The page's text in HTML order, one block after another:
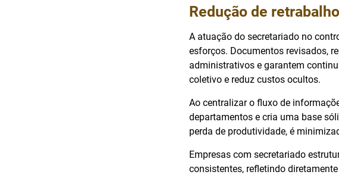
Redução de
A atuação do secretariado no
esforços. Documentos revisados,
administrativos e garantem
coletivo e reduz custos ocultos.
Ao centralizar o fluxo de
departamentos e cria uma base
perda de produtividade, é
Empresas com secretariado
consistentes, refletindo